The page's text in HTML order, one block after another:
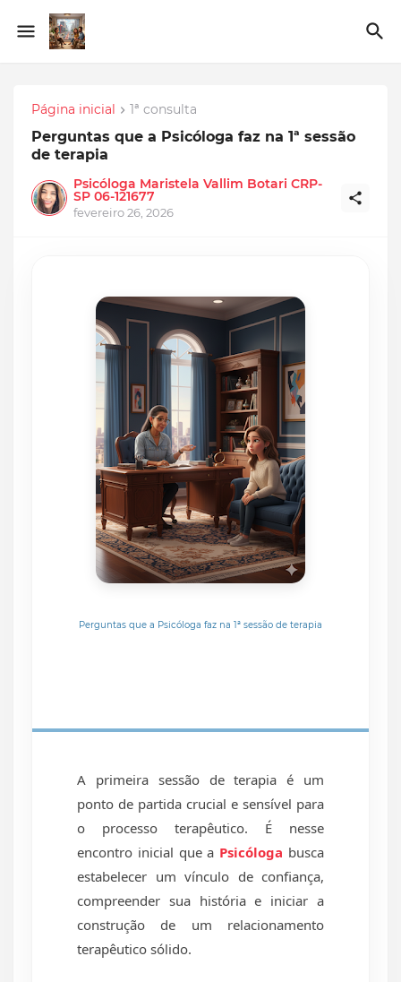
Página inicial 1ª consulta
Perguntas que a Psicóloga faz na 1ª sessão
de terapia
Psicóloga Maristela Vallim Botari CRP-
SP 06-121677
fevereiro 26, 2026
Perguntas que a Psicóloga faz na 1ª sessão de terapia
A primeira sessão de terapia é um
ponto de partida crucial e sensível para
o processo terapêutico. É nesse
encontro inicial que a Psicóloga busca
estabelecer um vínculo de confiança,
compreender sua história e iniciar a
construção de um relacionamento
terapêutico sólido.